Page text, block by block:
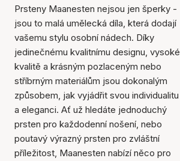
Prsteny Maanesten nejsou jen šperky -
jsou to malá umělecká díla, která dodají
vašemu stylu osobní nádech. Díky
jedinečnému kvalitnímu designu, vysoké
kvalitě a krásným pozlaceným nebo
stříbrným materiálům jsou dokonalým
způsobem, jak vyjádřit svou individualitu
a eleganci. Ať už hledáte jednoduchý
prsten pro každodenní nošení, nebo
poutavý výrazný prsten pro zvláštní
příležitost, Maanesten nabízí něco pro